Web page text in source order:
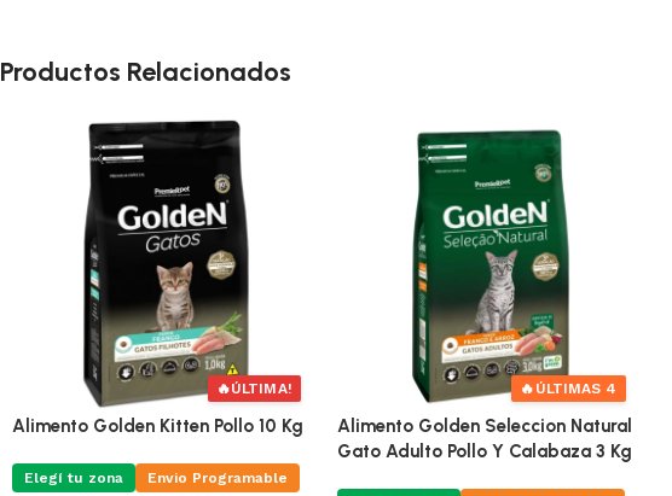
Productos Relacionados
🔥ÚLTIMA!
Alimento Golden Kitten Pollo 10 Kg
Elegí tu zona Envio Programable
🔥 ÚLTIMAS 4
Alimento Golden Seleccion Natural
Gato Adulto Pollo Y Calabaza 3 Kg